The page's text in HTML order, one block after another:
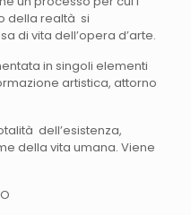
della realtà si
di vita dell’opera d’arte.
in singoli elementi
artistica, attorno
dell’esistenza,
della vita umana. Viene